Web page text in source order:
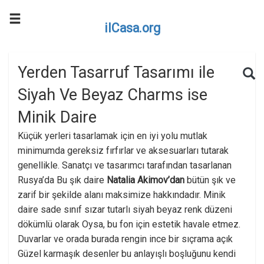
ilCasa.org
Search for:
Yerden Tasarruf Tasarımı ile
Siyah Ve Beyaz Charms ise
Minik Daire
Küçük yerleri tasarlamak için en iyi yolu mutlak
minimumda gereksiz fırfırlar ve aksesuarları tutarak
genellikle. Sanatçı ve tasarımcı tarafından tasarlanan
Rusya’da Bu şık daire Natalia Akimov’dan bütün şık ve
zarif bir şekilde alanı maksimize hakkındadır. Minik
daire sade sınıf sızar tutarlı siyah beyaz renk düzeni
dökümlü olarak Oysa, bu fon için estetik havale etmez.
Duvarlar ve orada burada rengin ince bir sıçrama açık
Güzel karmaşık desenler bu anlayışlı boşluğunu kendi